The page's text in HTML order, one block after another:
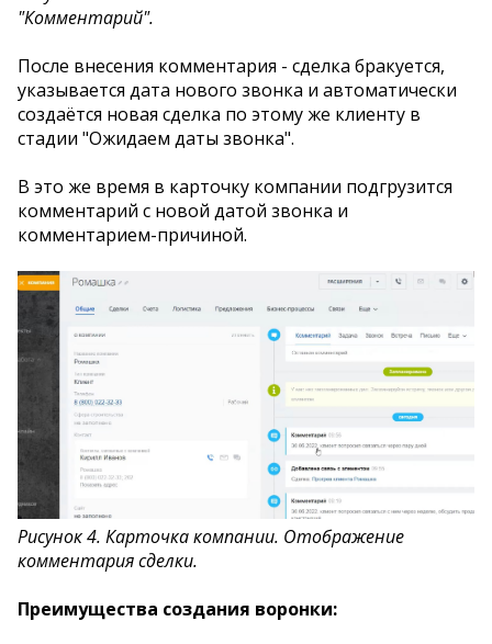
"Комментарий".
После внесения комментария - сделка бракуется,
указывается дата нового звонка и автоматически
создаётся новая сделка по этому же клиенту в
стадии "Ожидаем даты звонка".
В это же время в карточку компании подгрузится
комментарий с новой датой звонка и
комментарием-причиной.
Рисунок 4. Карточка компании. Отображение
комментария сделки.
Преимущества создания воронки: